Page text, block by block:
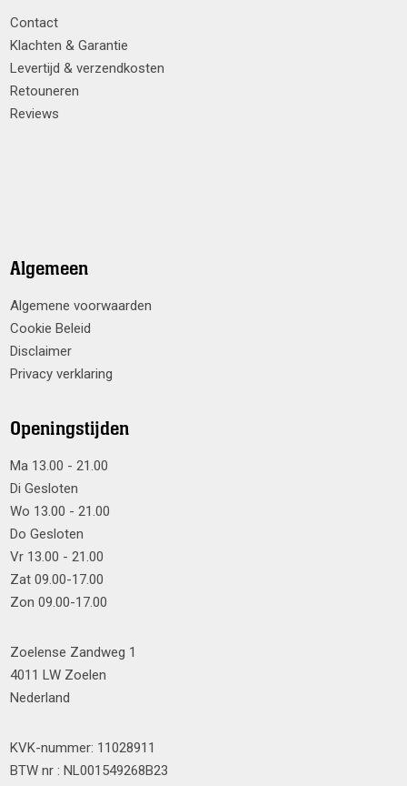
Contact
Klachten & Garantie
Levertijd & verzendkosten
Retouneren
Reviews
Algemeen
Algemene voorwaarden
Cookie Beleid
Disclaimer
Privacy verklaring
Openingstijden
Ma 13.00 - 21.00
Di Gesloten
Wo 13.00 - 21.00
Do Gesloten
Vr 13.00 - 21.00
Zat 09.00-17.00
Zon 09.00-17.00
Zoelense Zandweg 1
4011 LW Zoelen
Nederland
KVK-nummer: 11028911
BTW nr : NL001549268B23